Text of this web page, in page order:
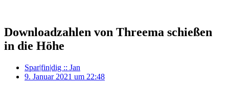
Downloadzahlen von Threema schießen
in die Höhe
Spar|fin|dig :: Jan
9. Januar 2021 um 22:48